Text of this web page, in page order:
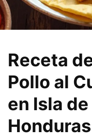
Receta
Pollo al
en Isla
Honduras